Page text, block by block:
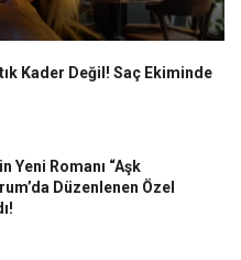
Kader Değil! Saç Ekiminde
Yeni Romanı “Aşk
Düzenlenen Özel